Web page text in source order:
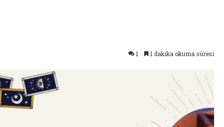
1 1 dakika okuma süresi